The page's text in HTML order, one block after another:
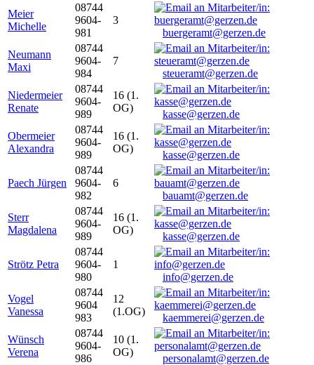
Meier
Michelle
08744
9604-
981
3
buergeramt@gerzen.de
Neumann
Maxi
08744
9604-
984
7
steueramt@gerzen.de
Niedermeier
Renate
08744
9604-
989
16 (1.
OG)
kasse@gerzen.de
Obermeier
Alexandra
08744
9604-
989
16 (1.
OG)
kasse@gerzen.de
Paech Jürgen
08744
9604-
982
6
bauamt@gerzen.de
Sterr
Magdalena
08744
9604-
989
16 (1.
OG)
kasse@gerzen.de
Strötz Petra
08744
9604-
980
1
info@gerzen.de
Vogel
Vanessa
08744
9604
983
12
(1.OG)
kaemmerei@gerzen.de
Wünsch
Verena
08744
9604-
986
10 (1.
OG)
personalamt@gerzen.de